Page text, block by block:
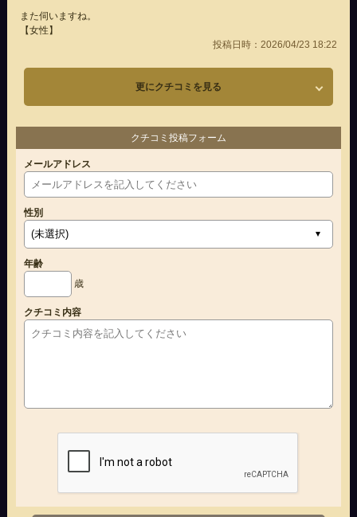
また伺いますね。
【女性】
投稿日時：2026/04/23 18:22
更にクチコミを見る
クチコミ投稿フォーム
メールアドレス
性別
年齢
歳
クチコミ内容